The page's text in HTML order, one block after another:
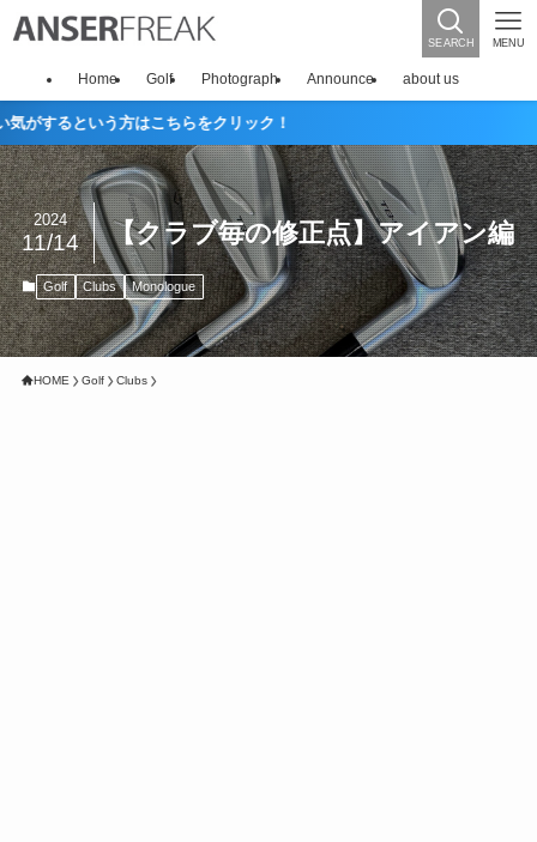
SEARCH MENU
Home Golf Photograph Announce about us
う方はこちらをクリック！
【クラブ毎の修正点】アイアン編
2024
11/14
Golf Clubs Monologue
HOME Golf Clubs